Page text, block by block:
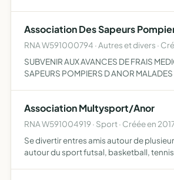
Association Des Sapeurs
RNA W591000794 · Autres et divers ·
SUBVENIR AUX AVANCES DE FRAIS
SAPEURS POMPIERS D ANOR
MANIFESTATIONS TELLES QUE
CONFERENCES, C…
Association Multysport/Anor
RNA W591004919 · Sport · Créée en
Se divertir entres amis autour de
autour du sport futsal, basketball,